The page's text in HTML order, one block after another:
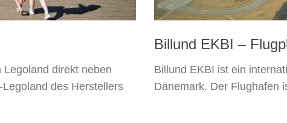
direkt neben
des Herstellers
Billund EKBI –
Billund EKBI ist ein
Dänemark. Der Flughafen